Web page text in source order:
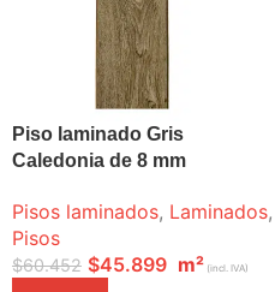
Piso laminado Gris
Caledonia de 8 mm
Pisos laminados, Laminados,
Pisos
$60.452 $45.899 m² (incl. IVA)